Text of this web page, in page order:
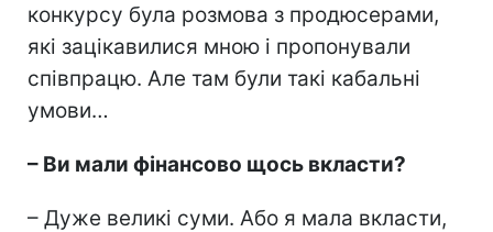
конкурсу була розмова з продюсерами,
які зацікавилися мною і пропонували
співпрацю. Але там були такі кабальні
умови…
– Ви мали фінансово щось вкласти?
– Дуже великі суми. Або я мала вкласти,